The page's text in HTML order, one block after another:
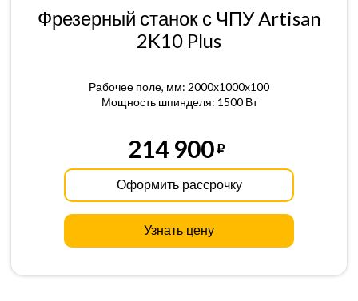
Фрезерный станок с ЧПУ Artisan
2K10 Plus
Рабочее поле, мм: 2000x1000x100
Мощность шпинделя: 1500 Вт
214 900
Оформить рассрочку
Узнать цену